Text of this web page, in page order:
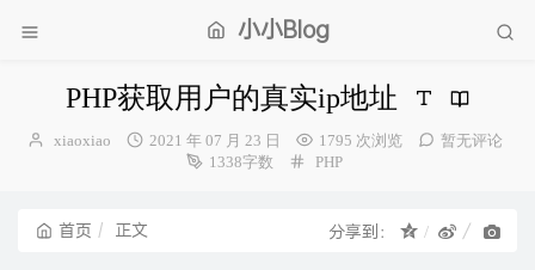
小小Blog
PHP获取用户的真实ip地址
博
xiaoxiao
发
2021 年 07 月 23 日 1795 次浏览
暂无评论
1338字数
分
PHP
首页 正文 分享到：